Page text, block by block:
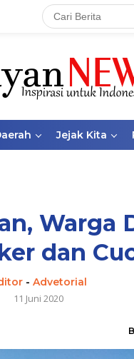
Jejak Kita
Warga
dan
- Advetorial
11 Juni 2020